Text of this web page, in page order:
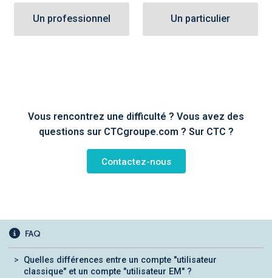
Un professionnel Un particulier
Vous rencontrez une difficulté ? Vous avez des
questions sur CTCgroupe.com ? Sur CTC ?
Contactez-nous
FAQ
Quelles différences entre un compte "utilisateur
classique" et un compte "utilisateur EM" ?